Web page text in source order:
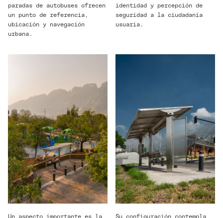
paradas de autobuses ofrecen
un punto de referencia,
ubicación y navegación
urbana.
identidad y percepción de
seguridad a la ciudadanía
usuaria.
Un aspecto importante es la
Su configuración contempla